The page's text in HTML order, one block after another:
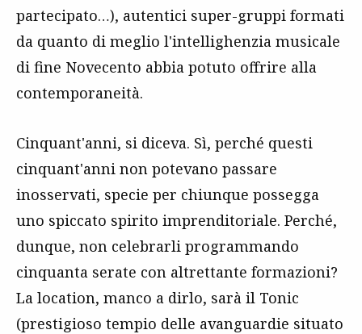
partecipato…), autentici super-gruppi formati
da quanto di meglio l'intellighenzia musicale
di fine Novecento abbia potuto offrire alla
contemporaneità.
Cinquant'anni, si diceva. Sì, perché questi
cinquant'anni non potevano passare
inosservati, specie per chiunque possegga
uno spiccato spirito imprenditoriale. Perché,
dunque, non celebrarli programmando
cinquanta serate con altrettante formazioni?
La location, manco a dirlo, sarà il Tonic
(prestigioso tempio delle avanguardie situato